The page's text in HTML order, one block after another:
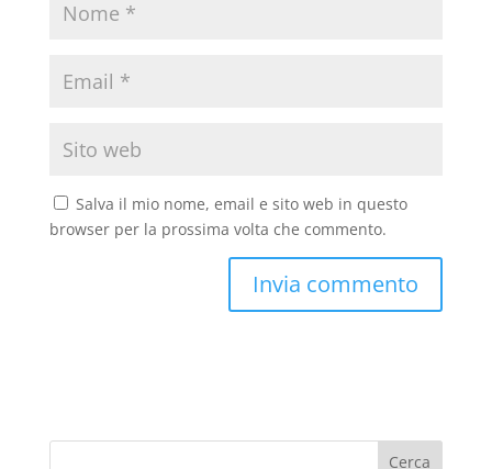
Salva il mio nome, email e sito web in questo
browser per la prossima volta che commento.
Cerca